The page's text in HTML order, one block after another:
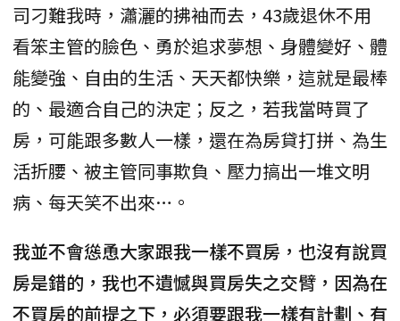
司刁難我時，瀟灑的拂袖而去，43歲退休不用
看笨主管的臉色、勇於追求夢想、身體變好、體
能變強、自由的生活、天天都快樂，這就是最棒
的、最適合自己的決定；反之，若我當時買了
房，可能跟多數人一樣，還在為房貸打拼、為生
活折腰、被主管同事欺負、壓力搞出一堆文明
病、每天笑不出來…。
我並不會慫恿大家跟我一樣不買房，也沒有說買
房是錯的，我也不遺憾與買房失之交臂，因為在
不買房的前提之下，必須要跟我一樣有計劃、有